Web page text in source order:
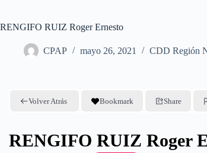
RENGIFO RUIZ Roger Ernesto
CPAP mayo 26, 2021 CDD Región
Volver Atrás Bookmark Share
RENGIFO RUIZ Roger